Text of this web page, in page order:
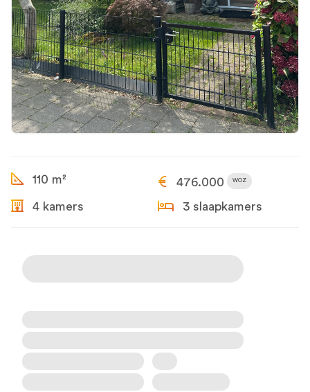
110 m² 476.000 WOZ
4 kamers 3 slaapkamers